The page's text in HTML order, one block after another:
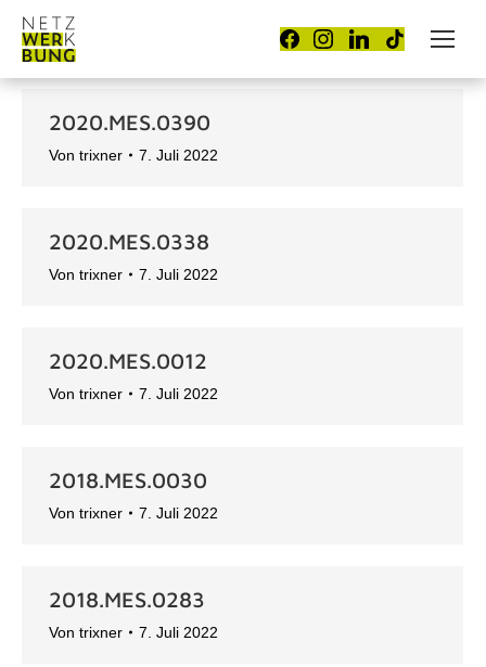
2020.MES.0390
Von trixner 7. Juli 2022
2020.MES.0338
Von trixner 7. Juli 2022
2020.MES.0012
Von trixner 7. Juli 2022
2018.MES.0030
Von trixner 7. Juli 2022
2018.MES.0283
Von trixner 7. Juli 2022